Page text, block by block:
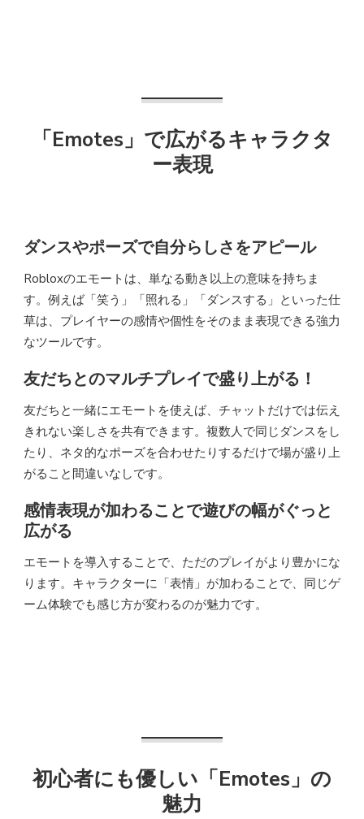
「Emotes」で広がるキャラクタ
ー表現
ダンスやポーズで自分らしさをアピール
Robloxのエモートは、単なる動き以上の意味を持ちま
す。例えば「笑う」「照れる」「ダンスする」といった仕
草は、プレイヤーの感情や個性をそのまま表現できる強力
なツールです。
友だちとのマルチプレイで盛り上がる！
友だちと一緒にエモートを使えば、チャットだけでは伝え
きれない楽しさを共有できます。複数人で同じダンスをし
たり、ネタ的なポーズを合わせたりするだけで場が盛り上
がること間違いなしです。
感情表現が加わることで遊びの幅がぐっと
広がる
エモートを導入することで、ただのプレイがより豊かにな
ります。キャラクターに「表情」が加わることで、同じゲ
ーム体験でも感じ方が変わるのが魅力です。
初心者にも優しい「Emotes」の
魅力